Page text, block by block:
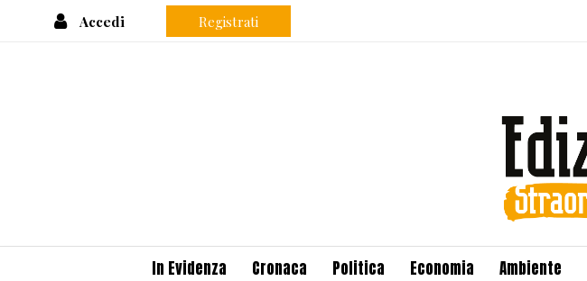
Accedi Registrati
In Evidenza Cronaca Politica Economia Ambiente